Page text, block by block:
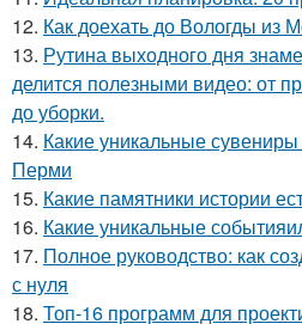
12. Как доехать до Вологды из
13. Рутина выходного дня
делится полезными видео: от
до уборки.
14. Какие уникальные
Перми
15. Какие памятники истории
16. Какие уникальные
17. Полное руководство: как
с нуля
18. Топ-16 программ для